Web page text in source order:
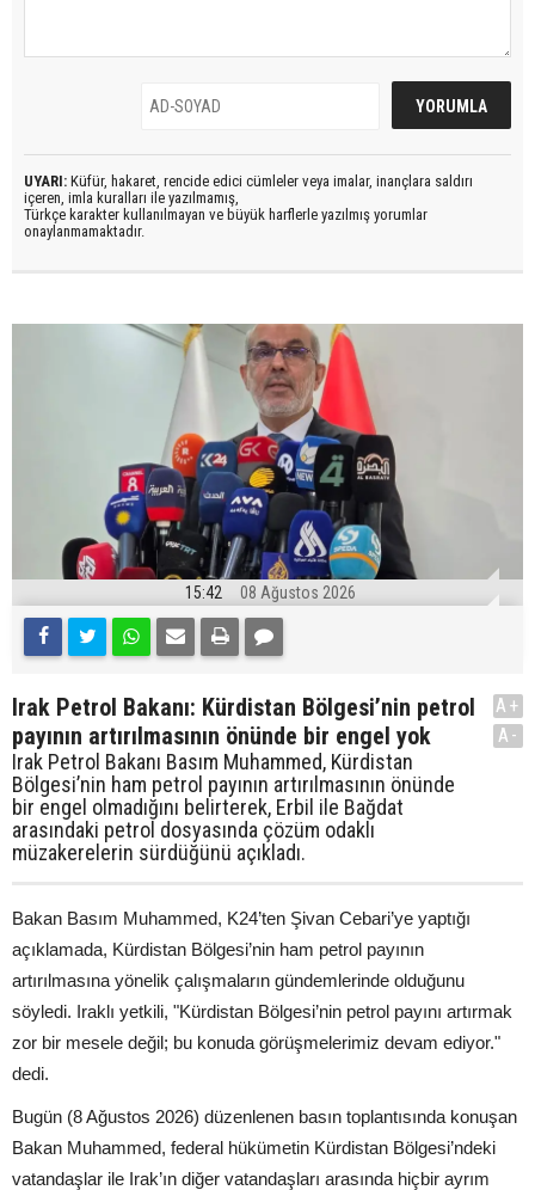
UYARI: Küfür, hakaret, rencide edici cümleler veya imalar, inançlara saldırı
içeren, imla kuralları ile yazılmamış,
Türkçe karakter kullanılmayan ve büyük harflerle yazılmış yorumlar
onaylanmamaktadır.
15:42 08 Ağustos 2026
Irak Petrol Bakanı: Kürdistan Bölgesi’nin petrol
payının artırılmasının önünde bir engel yok
Irak Petrol Bakanı Basım Muhammed, Kürdistan
Bölgesi’nin ham petrol payının artırılmasının önünde
bir engel olmadığını belirterek, Erbil ile Bağdat
arasındaki petrol dosyasında çözüm odaklı
müzakerelerin sürdüğünü açıkladı.
A+
A-
Bakan Basım Muhammed, K24’ten Şivan Cebari’ye yaptığı
açıklamada, Kürdistan Bölgesi’nin ham petrol payının
artırılmasına yönelik çalışmaların gündemlerinde olduğunu
söyledi. Iraklı yetkili, "Kürdistan Bölgesi’nin petrol payını artırmak
zor bir mesele değil; bu konuda görüşmelerimiz devam ediyor."
dedi.
Bugün (8 Ağustos 2026) düzenlenen basın toplantısında konuşan
Bakan Muhammed, federal hükümetin Kürdistan Bölgesi’ndeki
vatandaşlar ile Irak’ın diğer vatandaşları arasında hiçbir ayrım